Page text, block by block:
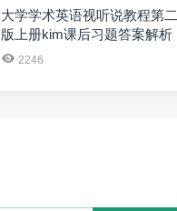
大学学术英语视听说教程第二
版上册kim课后习题答案解析
2246